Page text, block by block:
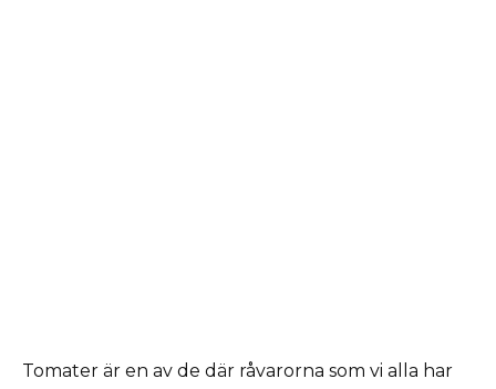
Tomater är en av de där råvarorna som vi alla har